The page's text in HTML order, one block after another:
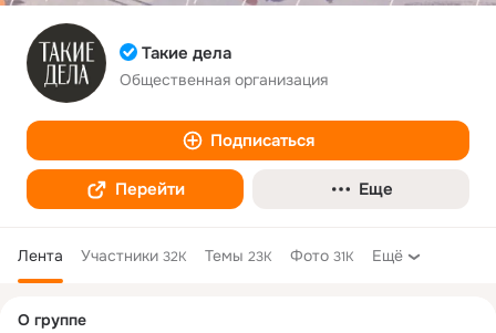
Такие дела
Общественная организация
Подписаться
Перейти Еще
Лента Участники 32K Темы 23K Фото 31K Ещё
колонка
О группе